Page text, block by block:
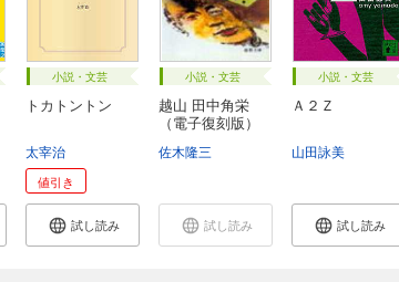
小説・文芸
トカトントン
太宰治
値引き
試し読み
小説・文芸
越山 田中角栄
（電子復刻版）
佐木隆三
試し読み
小説・文芸
Ａ２Ｚ
山田詠美
試し読み